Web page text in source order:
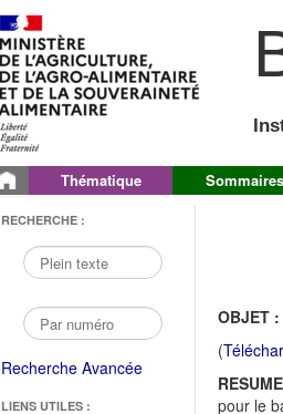
Thématique Sommaires
RECHERCHE :
Recherche Avancée
LIENS UTILES :
OBJET :
(
pour le